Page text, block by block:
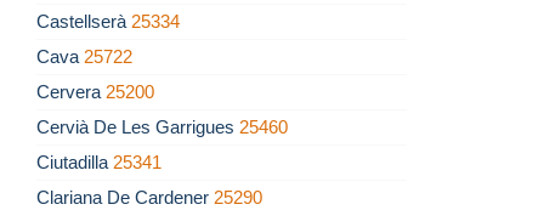
Castellserà 25334
Cava 25722
Cervera 25200
Cervià De Les Garrigues 25460
Ciutadilla 25341
Clariana De Cardener 25290